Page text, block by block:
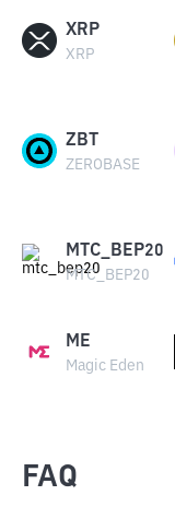
XRP
XRP
ZBT
ZEROBASE
MTC_BEP20
MTC_BEP20
ME
Magic Eden
FAQ